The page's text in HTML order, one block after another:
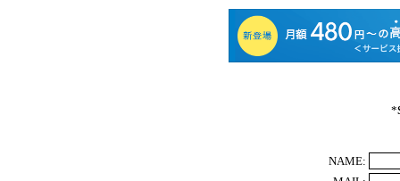
*
NAME: